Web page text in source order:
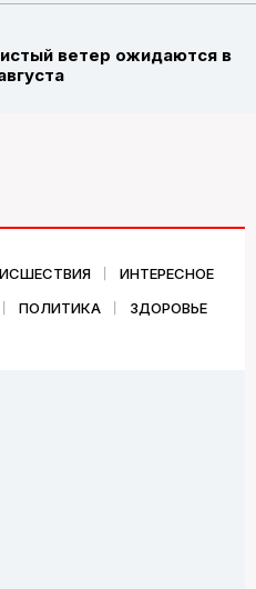
ветер ожидаются в
ИНТЕРЕСНОЕ
ПОЛИТИКА ЗДОРОВЬЕ